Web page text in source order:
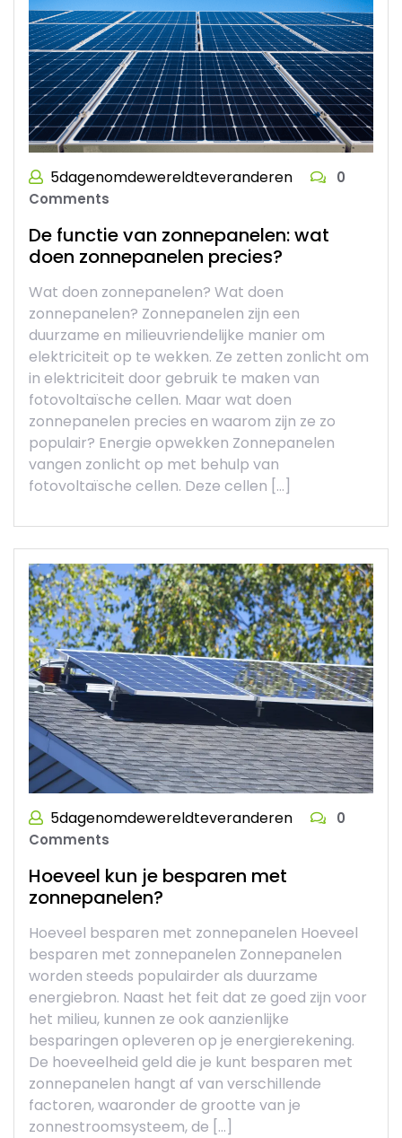
5dagenomdewereldteveranderen
0
Comments
De functie van zonnepanelen: wat
doen zonnepanelen precies?
Wat doen zonnepanelen? Wat doen
zonnepanelen? Zonnepanelen zijn een
duurzame en milieuvriendelijke manier om
elektriciteit op te wekken. Ze zetten zonlicht om
in elektriciteit door gebruik te maken van
fotovoltaïsche cellen. Maar wat doen
zonnepanelen precies en waarom zijn ze zo
populair? Energie opwekken Zonnepanelen
vangen zonlicht op met behulp van
fotovoltaïsche cellen. Deze cellen […]
5dagenomdewereldteveranderen
0
Comments
Hoeveel kun je besparen met
zonnepanelen?
Hoeveel besparen met zonnepanelen Hoeveel
besparen met zonnepanelen Zonnepanelen
worden steeds populairder als duurzame
energiebron. Naast het feit dat ze goed zijn voor
het milieu, kunnen ze ook aanzienlijke
besparingen opleveren op je energierekening.
De hoeveelheid geld die je kunt besparen met
zonnepanelen hangt af van verschillende
factoren, waaronder de grootte van je
zonnestroomsysteem, de […]